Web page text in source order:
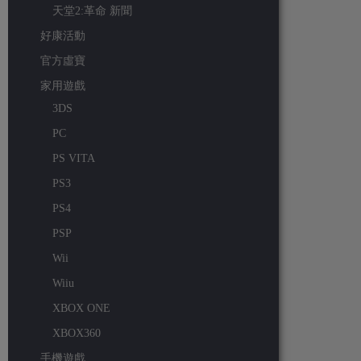
天堂2:革命 新聞
好康活動
官方虛寶
家用遊戲
3DS
PC
PS VITA
PS3
PS4
PSP
Wii
Wiiu
XBOX ONE
XBOX360
手機遊戲